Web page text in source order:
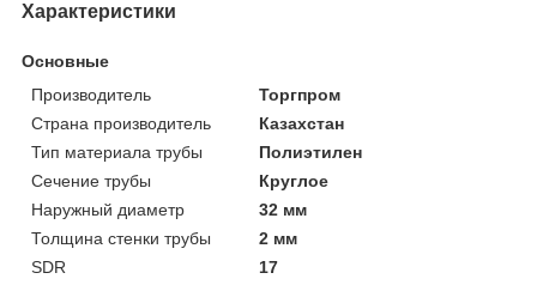
Характеристики
Основные
Производитель
Торгпром
Страна производитель
Казахстан
Тип материала трубы
Полиэтилен
Сечение трубы
Круглое
Наружный диаметр
32 мм
Толщина стенки трубы
2 мм
SDR
17